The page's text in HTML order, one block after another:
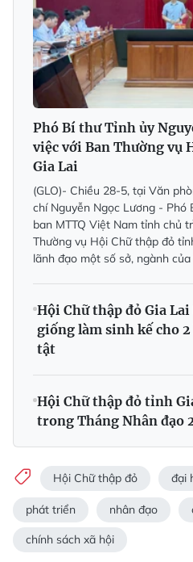
Phó Bí thư Tỉnh ủy
việc với Ban Thường vụ
Gia Lai
(GLO)- Chiều 28-5, tại Văn
chí Nguyễn Ngọc Lương - Phó
ban MTTQ Việt Nam tỉnh chủ
Thường vụ Hội Chữ thập đỏ
lãnh đạo một số sở, ngành
Hội Chữ thập đỏ Gia
giống làm sinh kế cho
tật
Hội Chữ thập đỏ tỉnh
trong Tháng Nhân đạo
Hội Chữ thập đỏ đại
phát triển nhân đạo
chính sách xã hội